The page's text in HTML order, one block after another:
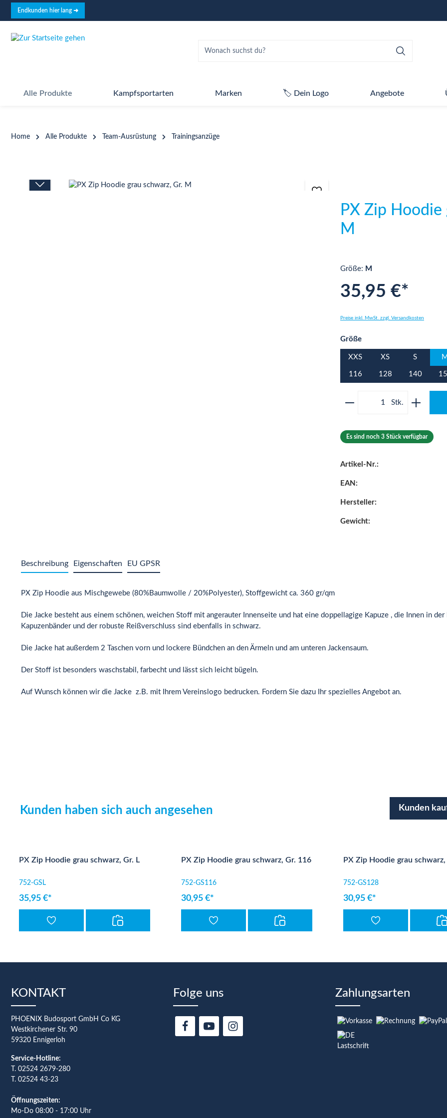
Zur Hauptnavigation springen
Endkunden hier lang ➜
Alle Produkte Kampfsportarten Marken 🏷️ Dein Logo Angebote
Home Alle Produkte Team-Ausrüstung Trainingsanzüge
Bildergalerie überspringen
PX Zip Hoodie
M
Größe: M
35,95 €*
Preise inkl. MwSt. zzgl. Versandkosten
Größeauswählen
XXS XS S M
116 128 140
Produkt Anzahl:
Es sind noch 3 Stück verfügbar
Artikel-Nr.:
EAN:
Hersteller:
Gewicht:
Beschreibung Eigenschaften EU GPSR
PX Zip Hoodie aus Mischgewebe (80%Baumwolle / 20%Polyester), Stoffgewicht ca. 360 gr/qm
Die Jacke besteht aus einem schönen, weichen Stoff mit angerauter Innenseite und hat eine doppellagige Kapuze , die Innen in
Kapuzenbänder und der robuste Reißverschluss sind ebenfalls in schwarz.
Die Jacke hat außerdem 2 Taschen vorn und lockere Bündchen an den Ärmeln und am unteren Jackensaum.
Der Stoff ist besonders waschstabil, farbecht und lässt sich leicht bügeln.
Auf Wunsch können wir die Jacke z.B. mit Ihrem Vereinslogo bedrucken. Fordern Sie dazu Ihr spezielles Angebot an.
Kunden haben sich auch angesehen Kunden
PX Zip Hoodie grau schwarz, Gr. L
752-GSL
35,95 €*
PX Zip Hoodie grau schwarz, Gr. 116
752-GS116
30,95 €*
PX Zip Hoodie grau
752-GS128
30,95 €*
KONTAKT
PHOENIX Budosport GmbH Co KG
Westkirchener Str. 90
59320 Ennigerloh
Service-Hotline:
T. 02524 2679-280
T. 02524 43-23
Öffnungszeiten:
Mo-Do 08:00 - 17:00 Uhr
Folge uns Zahlungsarten